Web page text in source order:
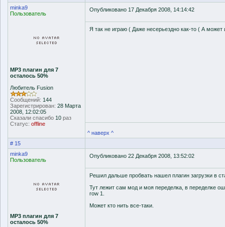
minka9
Пользователь
MP3 плагин для 7
осталось 50%
Любитель Fusion
Сообщений: 144
Зарегистрирован: 28 Марта
2008, 12:02:05
Сказали спасибо 10 раз
Статус: offline
Опубликовано 17 Декабря 2008, 14:14:42
Я так не играю ( Даже несерьездно как-то ( А может
^ наверх ^
# 15
minka9
Пользователь
MP3 плагин для 7
осталось 50%
Опубликовано 22 Декабря 2008, 13:52:02
Решил дальше пробвать нашел плагин загрузки в
Тут лежит сам мод и моя переделка, в переделке
row 1.
Может кто нить все-таки.